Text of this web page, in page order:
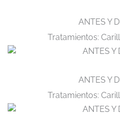
ANTES Y
Tratamientos:
ANTES Y
Tratamientos: